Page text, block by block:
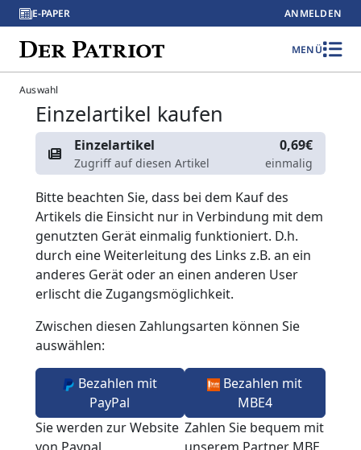
E-PAPER ANMELDEN
MENÜ
Auswahl
Einzelartikel kaufen
Einzelartikel
Zugriff auf diesen Artikel
0,69€
einmalig
Bitte beachten Sie, dass bei dem Kauf des
Artikels die Einsicht nur in Verbindung mit dem
genutzten Gerät einmalig funktioniert. D.h.
durch eine Weiterleitung des Links z.B. an ein
anderes Gerät oder an einen anderen User
erlischt die Zugangsmöglichkeit.
Zwischen diesen Zahlungsarten können Sie
auswählen:
Bezahlen mit
PayPal
Sie werden zur Website
Bezahlen mit
MBE4
Zahlen Sie bequem mit